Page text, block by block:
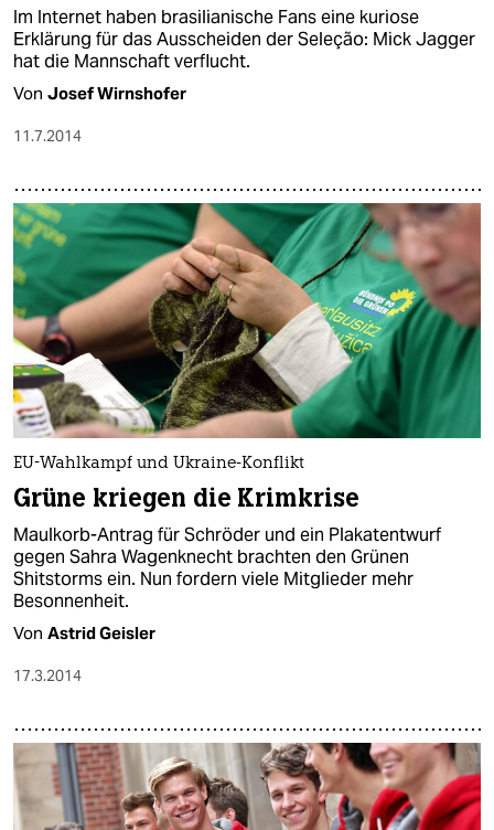
Im Internet haben brasilianische Fans eine kuriose
Erklärung für das Ausscheiden der Seleção: Mick Jagger
hat die Mannschaft verflucht.
Von Josef Wirnshofer
11.7.2014
EU-Wahlkampf und Ukraine-Konflikt
Grüne kriegen die Krimkrise
Maulkorb-Antrag für Schröder und ein Plakatentwurf
gegen Sahra Wagenknecht brachten den Grünen
Shitstorms ein. Nun fordern viele Mitglieder mehr
Besonnenheit.
Von Astrid Geisler
17.3.2014